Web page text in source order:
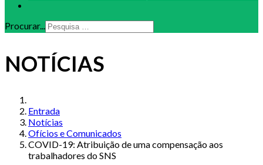
Procurar...
NOTÍCIAS
Entrada
Notícias
Ofícios e Comunicados
COVID-19: Atribuição de uma compensação aos
trabalhadores do SNS